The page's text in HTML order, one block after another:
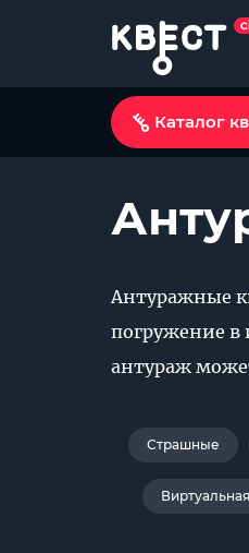
Каталог
Антуражные
погружение в
антураж
Страшные